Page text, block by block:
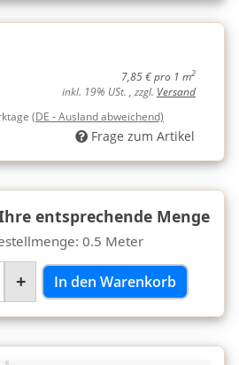
7,85 € pro 1 m2
inkl. 19% USt. , zzgl. Versand
(DE - Ausland abweichend)
Frage zum Artikel
entsprechende Menge
0.5 Meter
+ In den Warenkorb